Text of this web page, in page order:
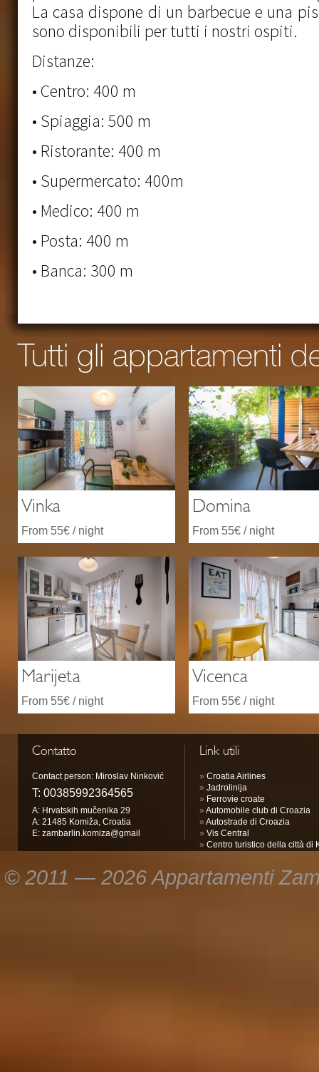
La casa dispone di un barbecue e una
sono disponibili per tutti i nostri ospiti.
Distanze:
• Centro: 400 m
• Spiaggia: 500 m
• Ristorante: 400 m
• Supermercato: 400m
• Medico: 400 m
• Posta: 400 m
• Banca: 300 m
Tutti gli appartamenti
Vinka
From 55€ / night
Domina
From 55€ / night
Marijeta
From 55€ / night
Vicenca
From 55€ / night
Contatto
Contact person: Miroslav Ninković
T: 00385992364565
A: Hrvatskih mučenika 29
A: 21485 Komiža, Croatia
E: zambarlin.komiza@gmail
Link utili
» Croatia Airlines
» Jadrolinija
» Ferrovie croate
» Automobile club di Croazia
» Autostrade di Croazia
» Vis Central
» Centro turistico della città di
© 2011 — 2026 Appartamenti